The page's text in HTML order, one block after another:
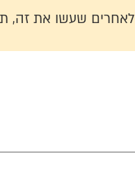
לאחרים שעשו את זה,